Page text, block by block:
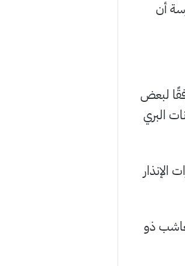
أن
لبعض
الحيوانات البري
الإنذار
ذو